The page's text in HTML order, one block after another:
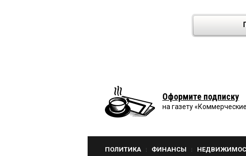
Оформите подписку
на газету
ПОЛИТИКА ФИНАНСЫ